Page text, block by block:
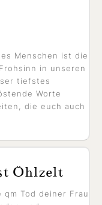
Menschen ist die
in unseren
tiefstes
Worte
die euch auch
Öhlzelt
Tod deiner Frau